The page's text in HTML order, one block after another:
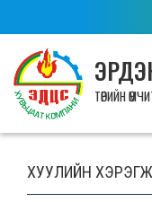
ТӨРИЙН
ХУУЛИЙН